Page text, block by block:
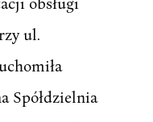
ul.
Spółdzielnia